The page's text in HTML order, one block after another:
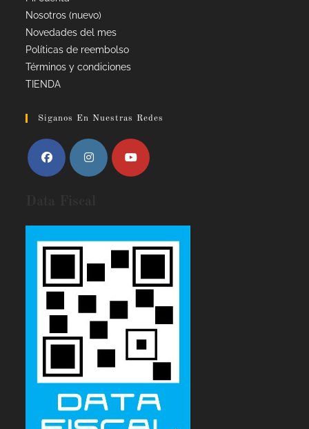
Nosotros (nuevo)
Novedades del mes
Políticas de reembolso
Términos y condiciones
TIENDA
Siganos En Nuestras Redes